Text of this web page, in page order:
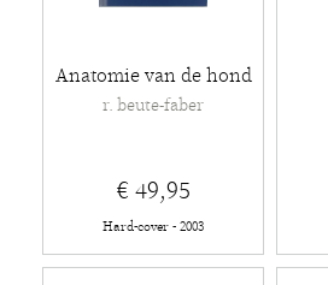
Anatomie van de hond
r. beute-faber
€ 49,95
Hard-cover - 2003